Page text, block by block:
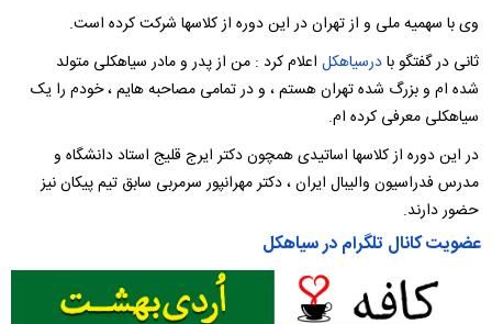
وی با سهمیه ملی و از تهران در این دوره از کلاسها شرکت کرده است.
ثانی در گفتگو بادرسیاهکل اعلام کرد : من از پدر و مادر سیاهکلی متولد
شده ام و بزرگ شده تهران هستم ، و در تمامی مصاحبه هایم ، خودم را یک
سیاهکلی معرفی کرده ام.
در این دوره از کلاسها اساتیدی همچون دکتر ایرج قلیج استاد دانشگاه و
مدرس فدراسیون والیبال ایران ، دکتر مهرانپور سرمربی سابق تیم پیکان نیز
حضور دارند.
عضویت کانال تلگرام در سیاهکل